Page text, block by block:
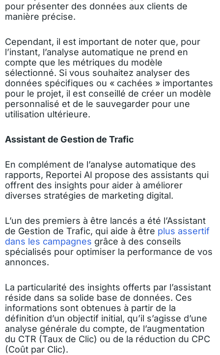
pour présenter des données aux clients de
manière précise.
Cependant, il est important de noter que, pour
l’instant, l’analyse automatique ne prend en
compte que les métriques du modèle
sélectionné. Si vous souhaitez analyser des
données spécifiques ou « cachées » importantes
pour le projet, il est conseillé de créer un modèle
personnalisé et de le sauvegarder pour une
utilisation ultérieure.
Assistant de Gestion de Trafic
En complément de l’analyse automatique des
rapports, Reportei AI propose des assistants qui
offrent des insights pour aider à améliorer
diverses stratégies de marketing digital.
L’un des premiers à être lancés a été l’Assistant
de Gestion de Trafic, qui aide à être plus assertif
dans les campagnes grâce à des conseils
spécialisés pour optimiser la performance de vos
annonces.
La particularité des insights offerts par l’assistant
réside dans sa solide base de données. Ces
informations sont obtenues à partir de la
définition d’un objectif initial, qu’il s’agisse d’une
analyse générale du compte, de l’augmentation
du CTR (Taux de Clic) ou de la réduction du CPC
(Coût par Clic).